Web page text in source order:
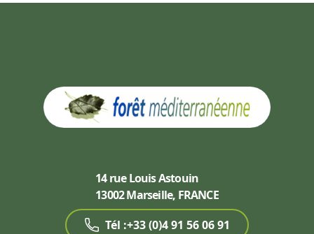
14 rue Louis Astouin
13002 Marseille, FRANCE
Tél :+33 (0)4 91 56 06 91